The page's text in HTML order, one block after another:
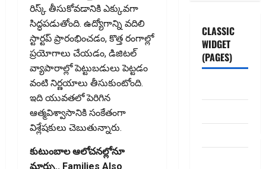
రిస్క్‌ తీసుకోవడానికి ఎక్కువగా
సిద్ధపడుతోంది. ఉద్యోగాన్ని వదిలి
స్టార్టప్‌ ప్రారంభించడం, కొత్త రంగాల్లో
ప్రయోగాలు చేయడం, డిజిటల్‌
వ్యాపారాల్లో పెట్టుబడులు పెట్టడం
వంటి నిర్ణయాలు తీసుకుంటోంది.
ఇది యువతలో పెరిగిన
ఆత్మవిశ్వాసానికి సంకేతంగా
విశ్లేషకులు చెబుతున్నారు.
కుటుంబాల ఆలోచనల్లోనూ
మార్పు.. Families Also
CLASSIC
WIDGET
(PAGES)